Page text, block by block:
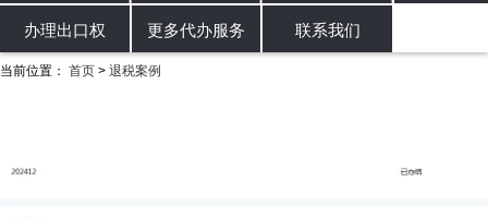
办理出口权 更多代办服务 联系我们
进出口退税 退税案例 办理出口权
当前位置： 首页 > 退税案例